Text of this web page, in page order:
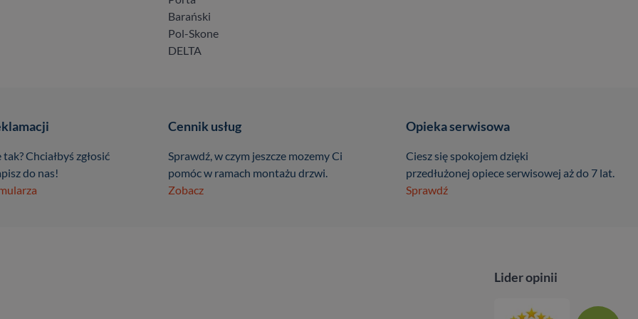
Barański
Pol-Skone
DELTA
Chciałbyś zgłosić
do nas!
Cennik usług
Sprawdź, w czym jeszcze mozemy Ci
pomóc w ramach montażu drzwi.
Zobacz
Opieka serwisowa
Ciesz się spokojem dzięki
przedłużonej opiece serwisowej aż do 7 lat.
Sprawdź
Lider opinii